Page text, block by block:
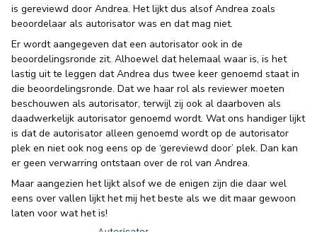
is gereviewd door Andrea. Het lijkt dus alsof Andrea zoals
beoordelaar als autorisator was en dat mag niet.
Er wordt aangegeven dat een autorisator ook in de
beoordelingsronde zit. Alhoewel dat helemaal waar is, is het
lastig uit te leggen dat Andrea dus twee keer genoemd staat in
die beoordelingsronde. Dat we haar rol als reviewer moeten
beschouwen als autorisator, terwijl zij ook al daarboven als
daadwerkelijk autorisator genoemd wordt. Wat ons handiger lijkt
is dat de autorisator alleen genoemd wordt op de autorisator
plek en niet ook nog eens op de ‘gereviewd door’ plek. Dan kan
er geen verwarring ontstaan over de rol van Andrea.
Maar aangezien het lijkt alsof we de enigen zijn die daar wel
eens over vallen lijkt het mij het beste als we dit maar gewoon
laten voor wat het is!